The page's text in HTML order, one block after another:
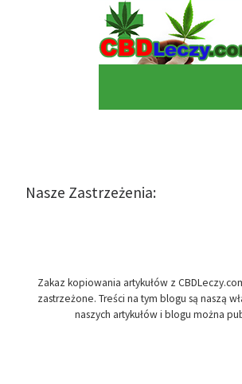
Nasze Zastrzeżenia:
Zakaz kopiowania artykułów z
zastrzeżone. Treści na tym blogu są naszą
naszych artykułów i blogu można